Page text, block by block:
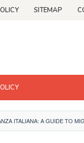
SITEMAP
ITALIANA: A GUIDE TO